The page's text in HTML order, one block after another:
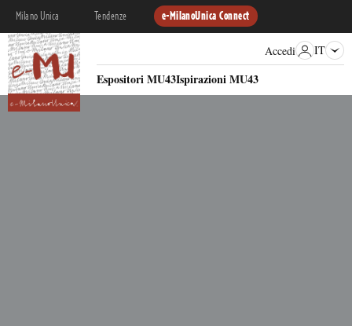
Milano Unica Tendenze e-MilanoUnica Connect
Espositori MU43Ispirazioni MU43
Accedi IT